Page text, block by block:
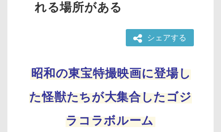
れる場所がある
シェアする
昭和の東宝特撮映画に登場し
た怪獣たちが大集合したゴジ
ラコラボルーム